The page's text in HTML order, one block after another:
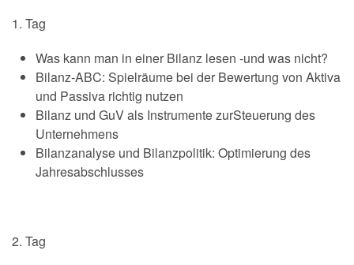
1. Tag
Was kann man in einer Bilanz lesen -und was nicht?
Bilanz-ABC: Spielräume bei der Bewertung von Aktiva
und Passiva richtig nutzen
Bilanz und GuV als Instrumente zurSteuerung des
Unternehmens
Bilanzanalyse und Bilanzpolitik: Optimierung des
Jahresabschlusses
2. Tag